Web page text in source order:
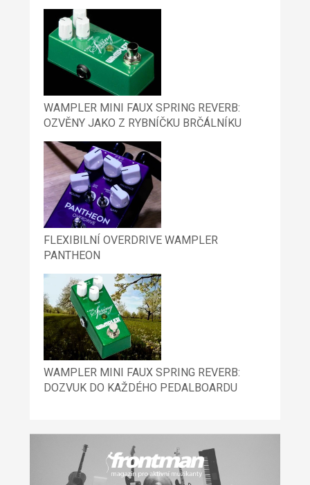
WAMPLER MINI FAUX SPRING REVERB:
OZVĚNY JAKO Z RYBNÍČKU BRČÁLNÍKU
FLEXIBILNÍ OVERDRIVE WAMPLER
PANTHEON
WAMPLER MINI FAUX SPRING REVERB:
DOZVUK DO KAŽDÉHO PEDALBOARDU